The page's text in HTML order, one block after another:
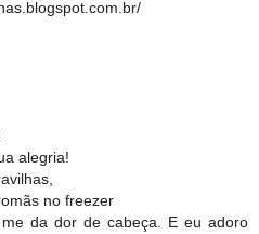
alegria!
no freezer
da dor de cabeça. E eu adoro